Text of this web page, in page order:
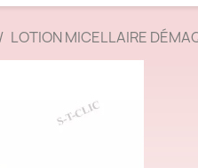
LOTION MICELLAIRE